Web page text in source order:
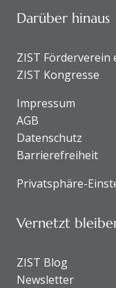
Darüber hinaus
ZIST Förderverein
ZIST Kongresse
Impressum
AGB
Datenschutz
Barrierefreiheit
Privatsphäre-
Vernetzt
ZIST Blog
Newsletter